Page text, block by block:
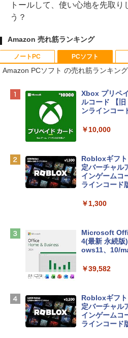
トールして、使い心地を先取り
う？
Amazon 売れ筋ランキング
ノートPC
Apple 2026
プ搭載13イン
e Intelligence
リ、512GB
￥137,800
ンケース Dell
￥2,952
13インチノ
TB SSDスト
ームカメラ、
D - スカイブ
￥298,901
PCソフト
Amazon PCソフト の売れ筋ランキング
Xbox プリペ
ルコード 【
ンラインコー
￥10,000
Robloxギフ
定バーチャル
インゲームコ
ラインコード
￥1,300
Microsoft
4(最新 永続
ows11、10/
￥39,582
Robloxギフ
定バーチャル
インゲームコ
ラインコード